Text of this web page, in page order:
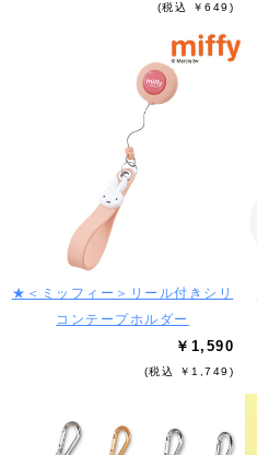
(税込 ￥649)
★＜ミッフィー＞リール付きシリ
コンテープホルダー
￥1,590
(税込 ￥1,749)